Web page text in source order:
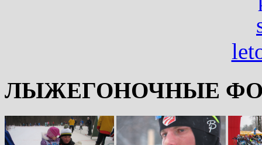
ЛЫЖЕГОНОЧНЫЕ